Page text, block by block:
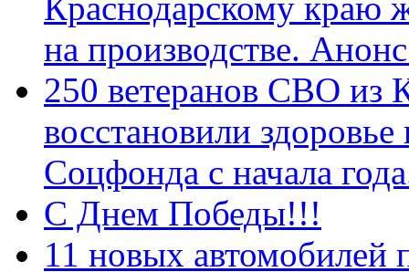
на производстве.
250 ветеранов СВО из
восстановили
Соцфонда с начала
С Днем Победы!!!
11 новых автомобилей